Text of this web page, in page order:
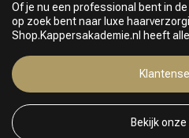
Of je nu een professional bent in
op zoek bent naar luxe
Shop.Kappersakademie.nl heeft
Bekijk